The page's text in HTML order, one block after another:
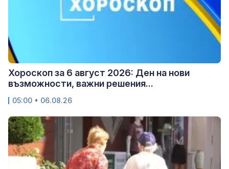
Хороскоп за 6 август 2026: Ден на нови
възможности, важни решения...
05:00 • 06.08.26